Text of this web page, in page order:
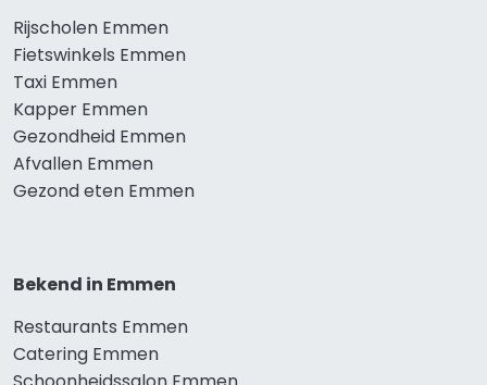
Rijscholen Emmen
Fietswinkels Emmen
Taxi Emmen
Kapper Emmen
Gezondheid Emmen
Afvallen Emmen
Gezond eten Emmen
Bekend in Emmen
Restaurants Emmen
Catering Emmen